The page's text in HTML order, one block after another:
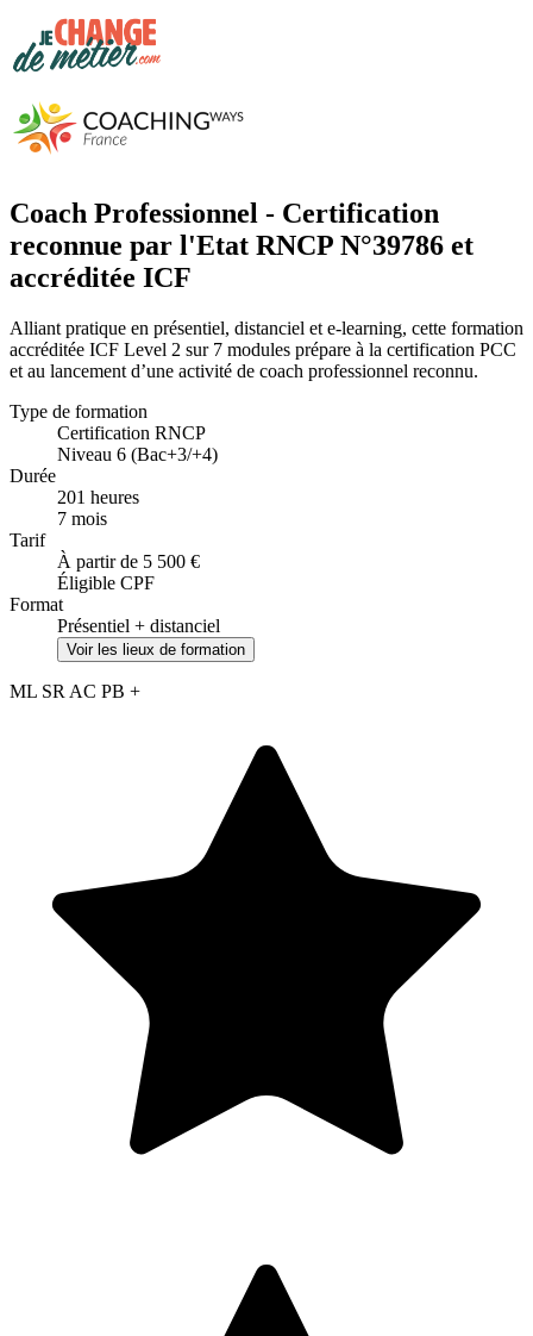
Coach Professionnel - Certification
reconnue par l'Etat RNCP N°39786 et
accréditée ICF
Alliant pratique en présentiel, distanciel et e-learning, cette formation
accréditée ICF Level 2 sur 7 modules prépare à la certification PCC
et au lancement d’une activité de coach professionnel reconnu.
Type de formation
Certification RNCP
Niveau 6 (Bac+3/+4)
Durée
201 heures
7 mois
Tarif
À partir de 5 500 €
Éligible CPF
Format
Présentiel + distanciel
Voir les lieux de formation
ML SR AC PB +